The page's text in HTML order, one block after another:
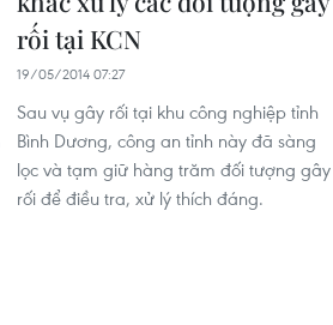
rối tại KCN
19/05/2014 07:27
Sau vụ gây rối tại khu công nghiệp tỉnh
Bình Dương, công an tỉnh này đã sàng
lọc và tạm giữ hàng trăm đối tượng gây
rối để điều tra, xử lý thích đáng.